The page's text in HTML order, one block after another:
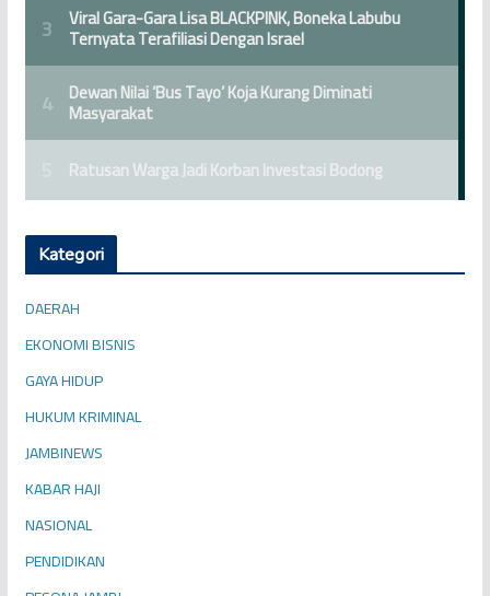
Kategori
DAERAH
EKONOMI BISNIS
GAYA HIDUP
HUKUM KRIMINAL
JAMBINEWS
KABAR HAJI
NASIONAL
PENDIDIKAN